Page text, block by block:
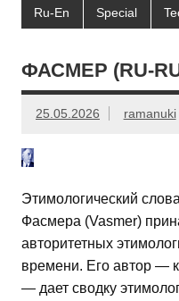
Ru-En Special
ФАСМЕР (RU-
25.05.2026 ramanuki
Этимологический
Фасмера (Vasmer)
авторитетных
времени. Его автор —
— дает сводку